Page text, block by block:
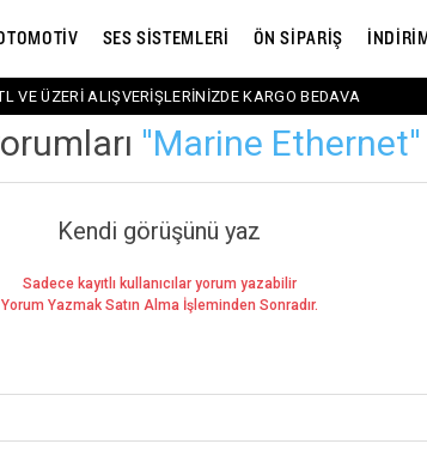
SES SİSTEMLERİ ÖN SİPARİŞ
VE ÜZERİ ALIŞVERİŞLERİNİZDE KARGO BEDAVA
Marine Ethernet
Kendi görüşünü yaz
Sadece kayıtlı kullanıcılar yorum yazabilir
Yorum Yazmak Satın Alma İşleminden Sonradır.